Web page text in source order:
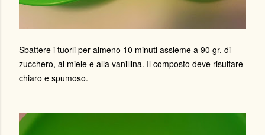
Sbattere i tuorli per almeno 10 minuti assieme a 90 gr. di
zucchero, al miele e alla vanillina. Il composto deve risultare
chiaro e spumoso.